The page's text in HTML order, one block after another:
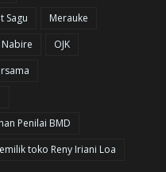
Sagu
Merauke
Nabire
OJK
Penilai BMD
toko Reny Iriani Loa